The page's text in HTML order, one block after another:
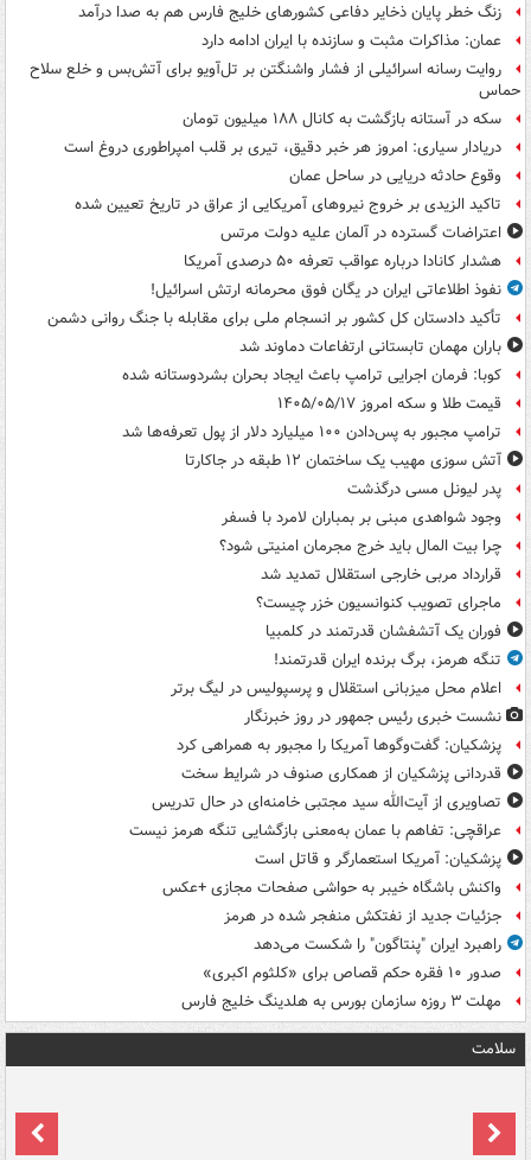
زنگ خطر پایان ذخایر دفاعی کشورهای خلیج فارس هم به صدا درآمد
عمان: مذاکرات مثبت و سازنده با ایران ادامه دارد
روایت رسانه اسرائیلی از فشار واشنگتن بر تل‌آویو برای آتش‌بس و خلع سلاح
حماس
سکه در آستانه بازگشت به کانال ۱۸۸ میلیون تومان
دریادار سیاری: امروز هر خبر دقیق، تیری بر قلب امپراطوری دروغ است
وقوع حادثه دریایی در ساحل عمان
تاکید الزیدی بر خروج نیروهای آمریکایی از عراق در تاریخ تعیین شده
اعتراضات گسترده در آلمان علیه دولت مرتس
هشدار کانادا درباره عواقب تعرفه ۵۰ درصدی آمریکا
نفوذ اطلاعاتی ایران در یگان فوق محرمانه ارتش اسرائیل!
تأکید دادستان کل کشور بر انسجام ملی برای مقابله با جنگ روانی دشمن
باران مهمان تابستانی ارتفاعات دماوند شد
کوبا: فرمان اجرایی ترامپ باعث ایجاد بحران بشردوستانه شده
قیمت طلا و سکه امروز ۱۴۰۵/۰۵/۱۷
ترامپ مجبور به پس‌دادن ۱۰۰ میلیارد دلار از پول تعرفه‌ها شد
آتش سوزی مهیب یک ساختمان ۱۲ طبقه در جاکارتا
پدر لیونل مسی درگذشت
وجود شواهدی مبنی بر بمباران لامرد با فسفر
چرا بیت المال باید خرج مجرمان امنیتی شود؟
قرارداد مربی خارجی استقلال تمدید شد
ماجرای تصویب کنوانسیون خزر چیست؟
فوران یک آتشفشان قدرتمند در کلمبیا
تنگه هرمز، برگ برنده ایران قدرتمند!
اعلام محل میزبانی استقلال و پرسپولیس در لیگ برتر
نشست خبری رئیس جمهور در روز خبرنگار
پزشکیان: گفت‌وگوها آمریکا را مجبور به همراهی کرد
قدردانی پزشکیان از همکاری صنوف در شرایط سخت
تصاویری از آیت‌الله سید مجتبی خامنه‌ای در حال تدریس
عراقچی: تفاهم با عمان به‌معنی بازگشایی تنگه هرمز نیست
پزشکیان: آمریکا استعمارگر و قاتل است
واکنش باشگاه خیبر به حواشی صفحات مجازی +عکس
جزئیات جدید از نفتکش منفجر شده در هرمز
راهبرد ایران "پنتاگون" را شکست می‌دهد
صدور ۱۰ فقره حکم قصاص برای «کلثوم اکبری»
مهلت ۳ روزه سازمان بورس به هلدینگ خلیج فارس
سلامت